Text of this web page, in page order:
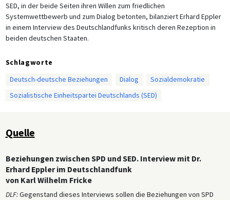
SED, in der beide Seiten ihren Willen zum friedlichen
Systemwettbewerb und zum Dialog betonten, bilanziert Erhard Eppler
in einem Interview des Deutschlandfunks kritisch deren Rezeption in
beiden deutschen Staaten.
Schlagworte
Deutsch-deutsche Beziehungen
Dialog
Sozialdemokratie
Sozialistische Einheitspartei Deutschlands (SED)
Quelle
Beziehungen zwischen SPD und SED. Interview mit Dr.
Erhard Eppler im Deutschlandfunk
von Karl Wilhelm Fricke
DLF:Gegenstand dieses Interviews sollen die Beziehungen von SPD